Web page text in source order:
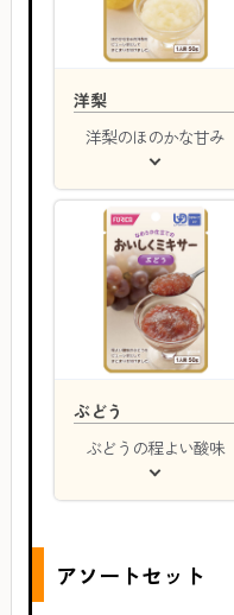
洋梨
洋梨のほのかな甘み
ぶどう
ぶどうの程よい酸味
アソートセット